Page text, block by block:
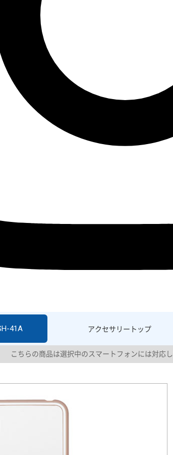
アクセサリー トップ
41A
こちらの商品は選択中のスマートフォンには対応し